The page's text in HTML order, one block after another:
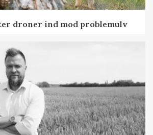
droner ind mod problemulv